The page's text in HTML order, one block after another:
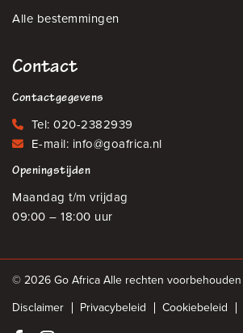
Alle bestemmingen
Contact
Contactgegevens
Tel: 020-2382939
E-mail: info@goafrica.nl
Openingstijden
Maandag t/m vrijdag
09:00 – 18:00 uur
© 2026 Go Africa Alle rechten voorbehouden
Disclaimer
Privacybeleid Cookiebeleid